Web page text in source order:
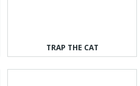
TRAP THE CAT